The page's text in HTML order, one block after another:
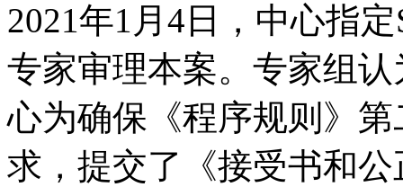
2021年1月4日，中心指定
专家审理本案。专家组
心为确保《程序规则》
求，提交了《接受书和